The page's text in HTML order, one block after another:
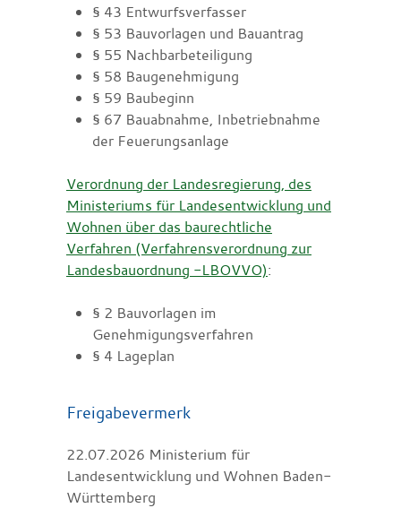
§ 43 Entwurfsverfasser
§ 53 Bauvorlagen und Bauantrag
§ 55 Nachbarbeteiligung
§ 58 Baugenehmigung
§ 59 Baubeginn
§ 67 Bauabnahme, Inbetriebnahme
der Feuerungsanlage
Verordnung der Landesregierung, des
Ministeriums für Landesentwicklung und
Wohnen über das baurechtliche
Verfahren (Verfahrensverordnung zur
Landesbauordnung -LBOVVO):
§ 2 Bauvorlagen im
Genehmigungsverfahren
§ 4 Lageplan
Freigabevermerk
22.07.2026 Ministerium für
Landesentwicklung und Wohnen Baden-
Württemberg